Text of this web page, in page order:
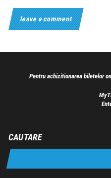
Pentru achizitionarea biletelor
CAUTARE